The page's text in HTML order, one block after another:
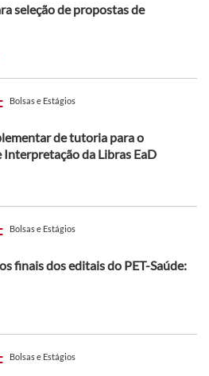
seleção de propostas de
Bolsas e Estágios
de tutoria para o
Interpretação da Libras EaD
Bolsas e Estágios
finais dos editais do PET-Saúde:
Bolsas e Estágios